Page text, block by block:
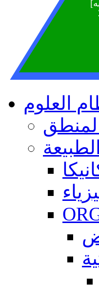
[
العلوم
المنطق
الطبيعة